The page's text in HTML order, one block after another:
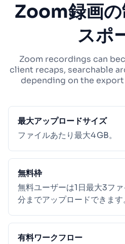
Zoom録画の
スポ
Zoom recordings can
client recaps, searchable
depending on the
最大アップロードサイズ
ファイルあたり最大4 GB。
無料枠
無料ユーザーは1日最大3フ
分までアップロードできます
有料ワークフロー